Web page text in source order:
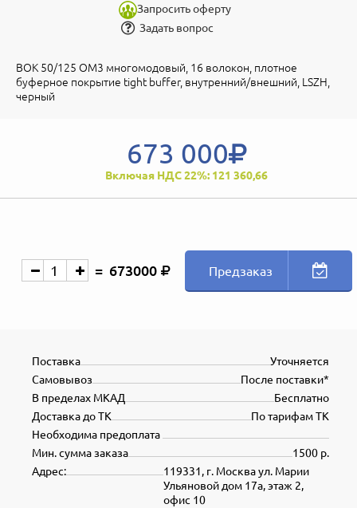
Запросить оферту
Задать вопрос
ВОК 50/125 OM3 многомодовый, 16 волокон, плотное
буферное покрытие tight buffer, внутренний/внешний, LSZH,
черный
673 000
Включая НДС 22%: 121 360,66
673000 Предзаказ
Уточняется
Поставка
После поставки*
Самовывоз
Бесплатно
В пределах МКАД
По тарифам ТК
Доставка до ТК
Необходима предоплата
1500 р.
Мин. сумма заказа
119331, г. Москва ул. Марии
Ульяновой дом 17а, этаж 2,
офис 10
Адрес: